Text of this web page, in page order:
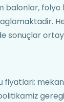
balonlar,
sonuçlar
mekan